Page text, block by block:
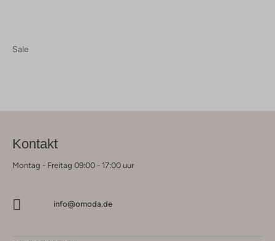
Sale
Kontakt
Montag - Freitag 09:00 - 17:00 uur
info@omoda.de